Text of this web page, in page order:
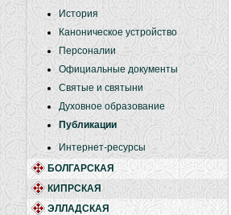
История
Каноническое устройство
Персоналии
Официальные документы
Святые и святыни
Духовное образование
Публикации
Интернет-ресурсы
БОЛГАРСКАЯ
КИПРСКАЯ
ЭЛЛАДСКАЯ